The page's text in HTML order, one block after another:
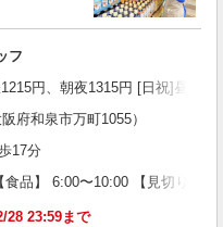
フ
円、朝夜1315円 [日祝]昼
府和泉市万町1055）
17分
食品】 6:00〜10:00 【見切り
28 23:59まで